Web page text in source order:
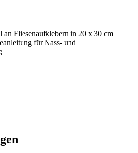
an Fliesenaufklebern in 20 x 30 cm
für Nass- und